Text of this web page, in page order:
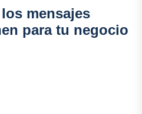
mensajes
para tu negocio